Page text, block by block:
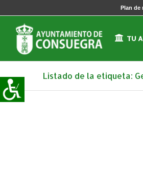
Plan de
TU
Listado de la etiqueta: